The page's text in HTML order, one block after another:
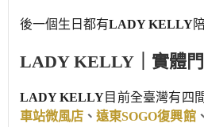
後一個生日都有LADY KELLY
LADY KELLY｜實體
LADY KELLY目前全臺灣有四
車站微風店 、遠東SOGO復興館、